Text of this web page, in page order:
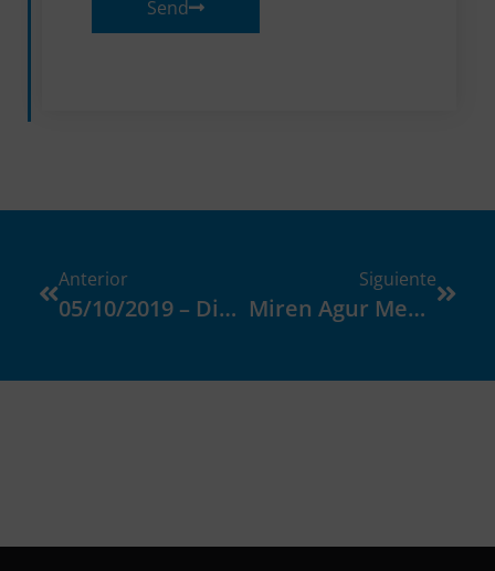
Send
Anterior
05/10/2019 – Dislexia On
Siguiente
Miren Agur Meabe